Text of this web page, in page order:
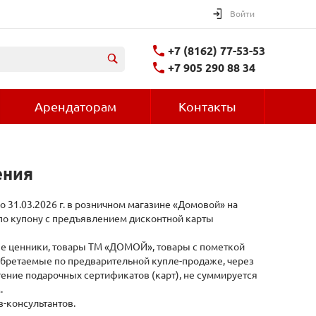
Войти
+7 (8162) 77-53-53
+7 905 290 88 34
Арендаторам Контакты
31.03.2026 г. в розничном магазине «Домовой» на
купону с предъявлением дисконтной карты
ценники, товары ТМ «ДОМОЙ», товары с пометкой
по предварительной купле-продаже, через
подарочных сертификатов (карт), не суммируется